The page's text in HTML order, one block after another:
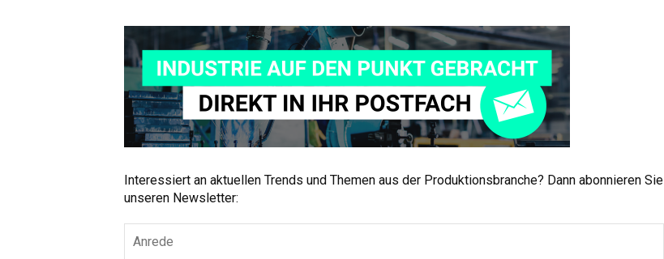
Interessiert an aktuellen Trends und Themen aus der Produktionsbranche? Dann abonnieren Sie
unseren Newsletter: